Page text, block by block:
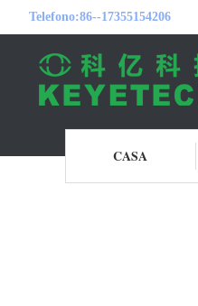
Telefono:86--17355154206
CASA